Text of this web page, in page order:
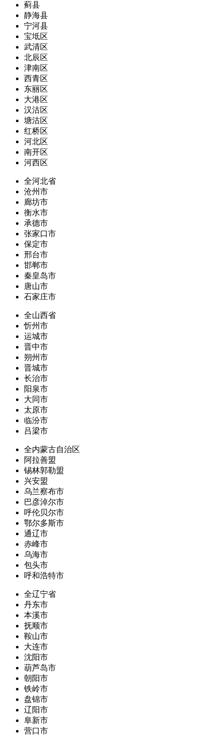
蓟县
静海县
宁河县
宝坻区
武清区
北辰区
津南区
西青区
东丽区
大港区
汉沽区
塘沽区
红桥区
河北区
南开区
河西区
全河北省
沧州市
廊坊市
衡水市
承德市
张家口市
保定市
邢台市
邯郸市
秦皇岛市
唐山市
石家庄市
全山西省
忻州市
运城市
晋中市
朔州市
晋城市
长治市
阳泉市
大同市
太原市
临汾市
吕梁市
全内蒙古自治区
阿拉善盟
锡林郭勒盟
兴安盟
乌兰察布市
巴彦淖尔市
呼伦贝尔市
鄂尔多斯市
通辽市
赤峰市
乌海市
包头市
呼和浩特市
全辽宁省
丹东市
本溪市
抚顺市
鞍山市
大连市
沈阳市
葫芦岛市
朝阳市
铁岭市
盘锦市
辽阳市
阜新市
营口市